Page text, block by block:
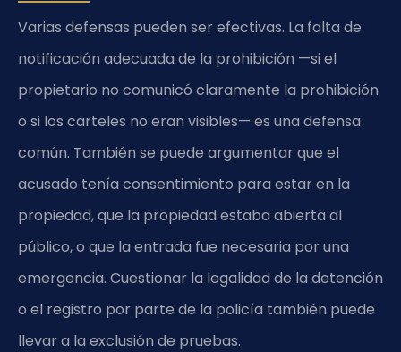
Varias defensas pueden ser efectivas. La falta de
notificación adecuada de la prohibición —si el
propietario no comunicó claramente la prohibición
o si los carteles no eran visibles— es una defensa
común. También se puede argumentar que el
acusado tenía consentimiento para estar en la
propiedad, que la propiedad estaba abierta al
público, o que la entrada fue necesaria por una
emergencia. Cuestionar la legalidad de la detención
o el registro por parte de la policía también puede
llevar a la exclusión de pruebas.